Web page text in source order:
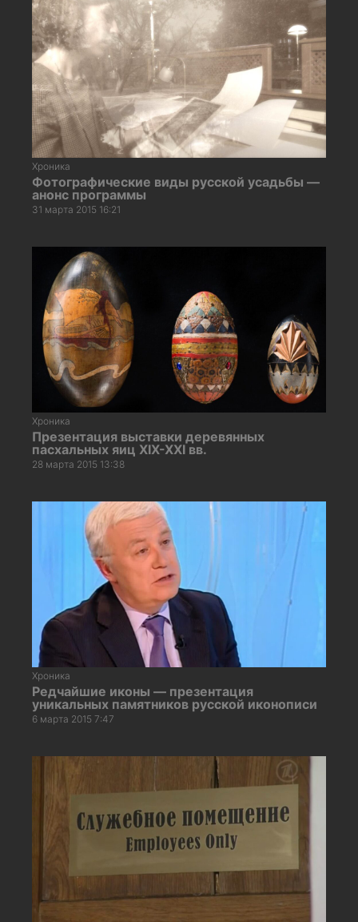
Хроника
Фотографические виды русской усадьбы —
анонс программы
31 марта 2015 16:21
Хроника
Презентация выставки деревянных
пасхальных яиц XIX-XXI вв.
28 марта 2015 13:38
Хроника
Редчайшие иконы — презентация
уникальных памятников русской иконописи
6 марта 2015 7:47